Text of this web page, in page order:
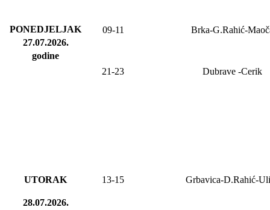
PONEDJELJAK
27.07.2026.
godine
09-11 Brka-G.Rahić-
21-23 Dubrave-Cerik
UTORAK
28.07.2026.
13-15 Grbavica-D.Rahić-